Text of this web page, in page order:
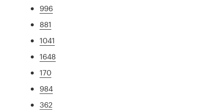
996
881
1041
1648
170
984
362